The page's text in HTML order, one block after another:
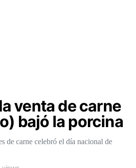
venta de carne
bajó la porcina
de carne celebró el día nacional de